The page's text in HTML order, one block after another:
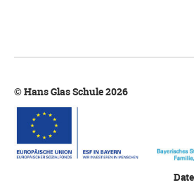
© Hans Glas Schule 2026